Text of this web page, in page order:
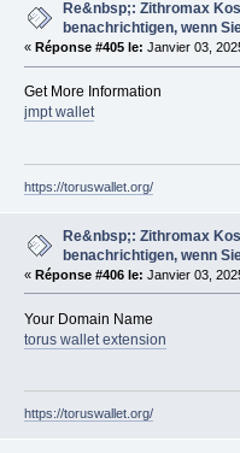
Re&nbsp;: Zithromax
benachrichtigen, wenn
« Réponse #405 le: Janvier 03,
Get More Information
jmpt wallet
https://toruswallet.org/
Re&nbsp;: Zithromax
benachrichtigen, wenn
« Réponse #406 le: Janvier 03,
Your Domain Name
torus wallet extension
https://toruswallet.org/